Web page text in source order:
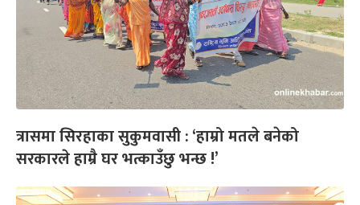
त्रासमा सिरहाका सुकुमवासी : ‘हाम्रो मतले बनेको
सरकारले हाम्रै घर भत्काउँछु भन्छ !’